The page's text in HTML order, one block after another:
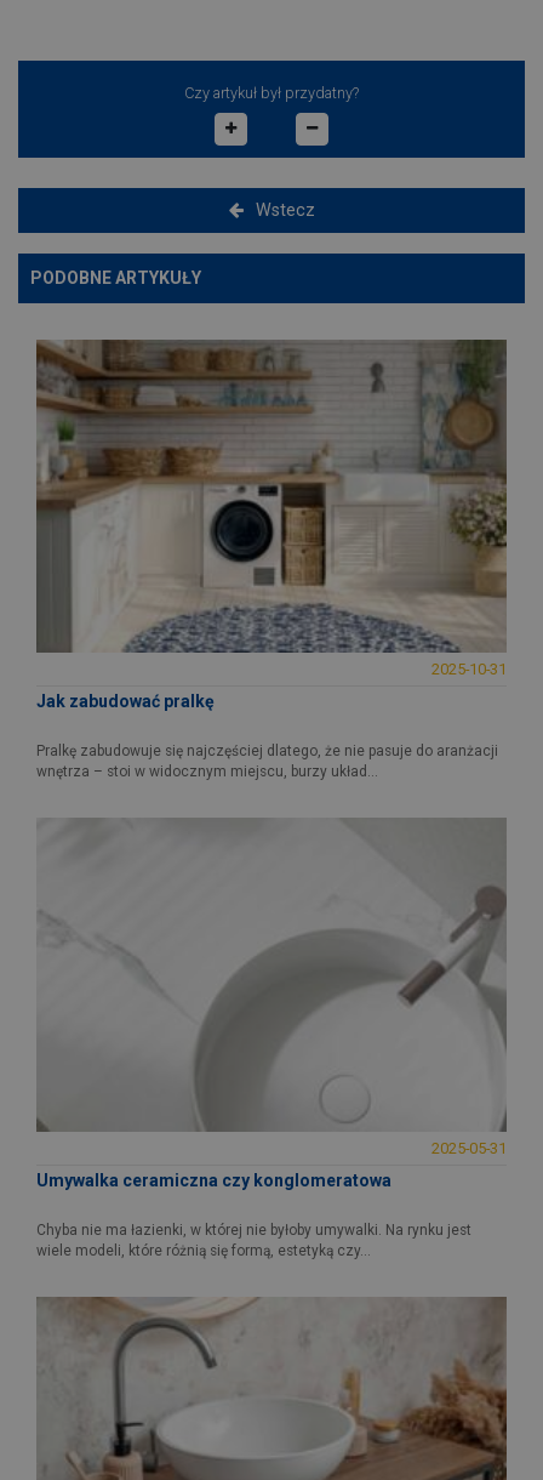
Czy artykuł był przydatny?
Wstecz
PODOBNE ARTYKUŁY
2025-10-31
Jak zabudować pralkę
Pralkę zabudowuje się najczęściej dlatego, że nie pasuje do aranżacji
wnętrza – stoi w widocznym miejscu, burzy układ...
2025-05-31
Umywalka ceramiczna czy konglomeratowa
Chyba nie ma łazienki, w której nie byłoby umywalki. Na rynku jest
wiele modeli, które różnią się formą, estetyką czy...